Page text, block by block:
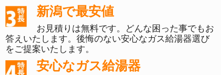
新潟で最安値
お見積りは無料です。どんな困った事でもお
答えいたします。後悔のない安心なガス給湯器選び
をご提案いたします。
安心なガス給湯器